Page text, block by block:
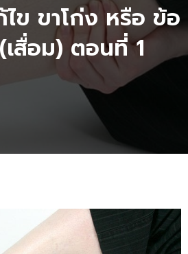
ข ขาโก่ง หรือ ข้อ
เสื่อม) ตอนที่ 1